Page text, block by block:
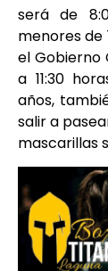
será de
menores
el Gobierno
a 11:30
años,
salir a
mascarillas